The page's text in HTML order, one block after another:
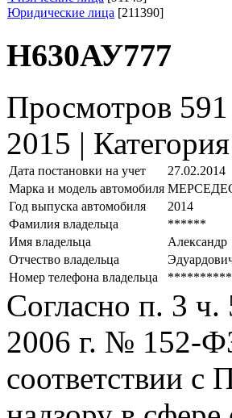
Юридические лица [211390]
Н630АУ777
Просмотров
2015 |
Дата постановки на учет
27.02.2014
Марка и модель автомобиля
Год выпуска автомобиля
2014
Фамилия владельца
******
Имя владельца
Александр
Отчество владельца
Номер телефона владельца
Согласно п. 3 ч.
2006 г. № 152-
соответствии